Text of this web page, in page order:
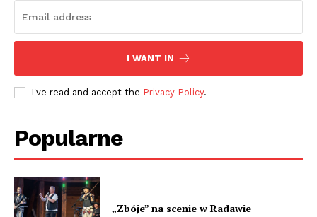
I WANT IN
I've read and accept the Privacy Policy.
Popularne
„Zbóje” na scenie w Radawie